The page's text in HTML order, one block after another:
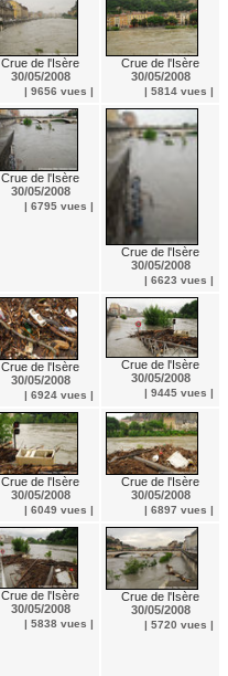
Crue de l'Isère
30/05/2008
| 9656 vues |
Crue de l'Isère
30/05/2008
| 5814 vues |
Crue de l'Isère
30/05/2008
| 6795 vues |
Crue de l'Isère
30/05/2008
| 6623 vues |
Crue de l'Isère
30/05/2008
| 6924 vues |
Crue de l'Isère
30/05/2008
| 9445 vues |
Crue de l'Isère
30/05/2008
| 6049 vues |
Crue de l'Isère
30/05/2008
| 6897 vues |
Crue de l'Isère
30/05/2008
| 5838 vues |
Crue de l'Isère
30/05/2008
| 5720 vues |